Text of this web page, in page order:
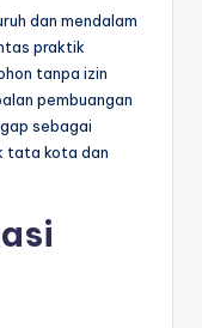
dan mendalam
praktik
tanpa izin
pembuangan
sebagai
tata kota dan